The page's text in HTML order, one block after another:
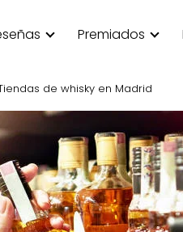
Premiados
de whisky en Madrid